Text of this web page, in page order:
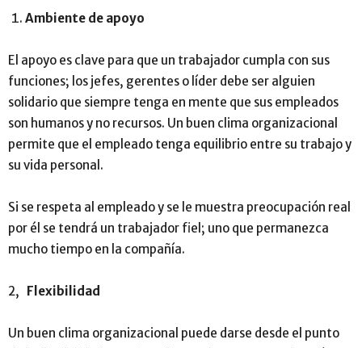
Ambiente de apoyo
El apoyo es clave para que un trabajador cumpla con sus
funciones; los jefes, gerentes o líder debe ser alguien
solidario que siempre tenga en mente que sus empleados
son humanos y no recursos. Un buen clima organizacional
permite que el empleado tenga equilibrio entre su trabajo y
su vida personal.
Si se respeta al empleado y se le muestra preocupación real
por él se tendrá un trabajador fiel; uno que permanezca
mucho tiempo en la compañía.
2, Flexibilidad
Un buen clima organizacional puede darse desde el punto